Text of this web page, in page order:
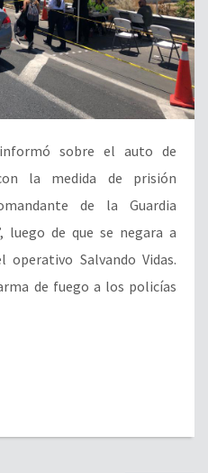
sobre el auto de
la medida de prisión
de la Guardia
luego de que se negara a
Salvando Vidas.
de fuego a los policías